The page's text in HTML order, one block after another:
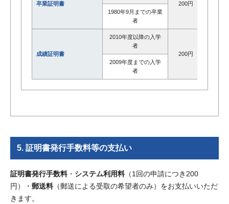
卒業証明書
200円
1980年9月までの卒業
者
成績証明書
2010年度以降の入学
者
200円
2009年度までの入学
者
5. 証明書発行手数料等の支払い
証明書発行手数料・ システム利用料（1回の申請につき200
円）・ 郵送料（郵送による受取の希望者のみ）をお支払いいただ
きます。